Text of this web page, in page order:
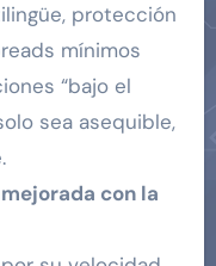
protección
mínimos
“bajo el
sea asequible,
con la